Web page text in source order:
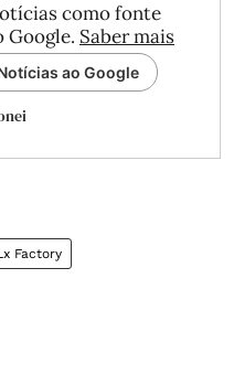
como fonte
Google. Saber mais
ao Google
Factory